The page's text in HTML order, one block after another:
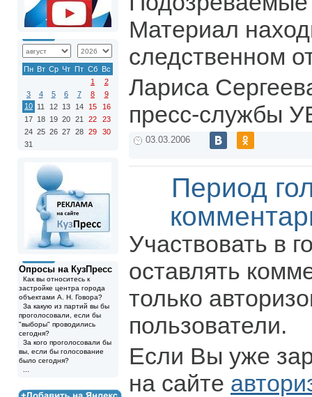
Пн Вт Ср Чт Пт Сб Вс
1
2
3
4 5 6 7 8
9
10 11 12 13 14 15
16
17 18 19 20 21 22
23
24 25 26 27 28 29
30
31
Опросы на КузПресс
Как вы относитесь к
застройке центра города
объектами А. Н. Говора?
За какую из партий вы бы
проголосовали, если бы
"выборы" проводились
сегодня?
За кого проголосовали бы
вы, если бы голосование
было сегодня?
Материал
следственном
Лариса
пресс-службы
03.03.2006
Период
Участвовать в
оставлять
только
пользователи.
Если Вы уже
на сайте